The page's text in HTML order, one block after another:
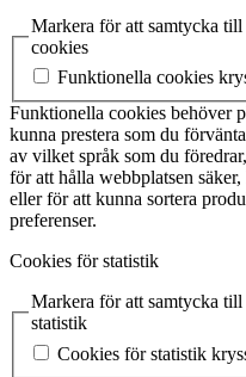
Markera för att samtycka
cookies
Funktionella cookies
Funktionella cookies behöver
kunna prestera som du
av vilket språk som du
för att hålla webbplatsen
eller för att kunna sortera
preferenser.
Cookies för statistik
Markera för att samtycka
statistik
Cookies för statistik